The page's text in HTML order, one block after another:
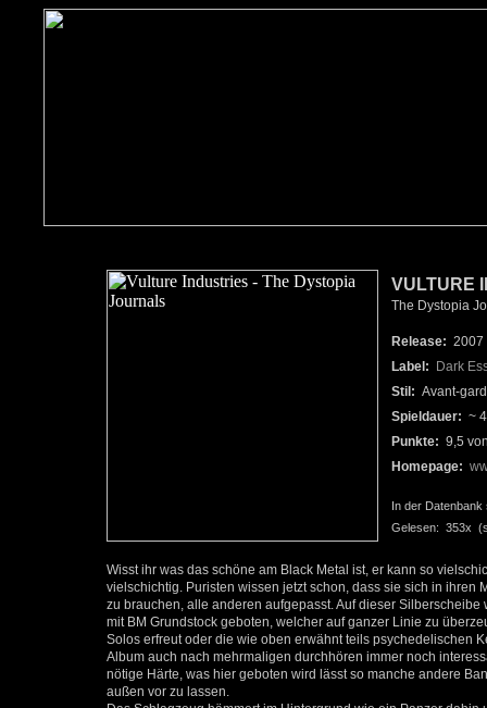
VULTURE
The Dystopia
Release: 2007
Label:
Dark
Stil: Avant-
Spieldauer: ~
Punkte: 9,5
Homepage:
In der Datenbank
Gelesen: 353x
Wisst ihr was das schöne am Black Metal ist, er kann so
vielschichtig. Puristen wissen jetzt schon, dass sie sich in
zu brauchen, alle anderen aufgepasst. Auf dieser
mit BM Grundstock geboten, welcher auf ganzer Linie zu
Solos erfreut oder die wie oben erwähnt teils psychedelischen
Album auch nach mehrmaligen durchhören immer noch
nötige Härte, was hier geboten wird lässt so manche andere
außen vor zu lassen.